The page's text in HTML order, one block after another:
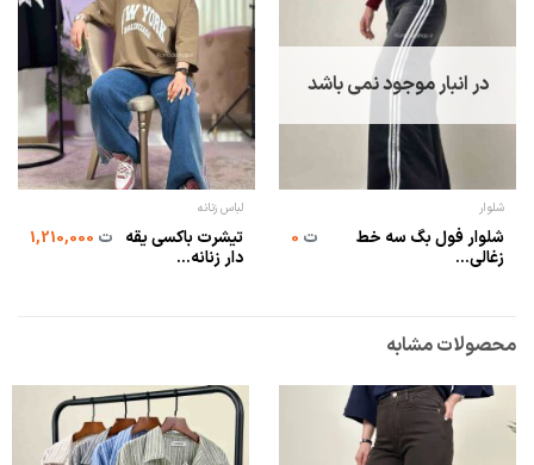
در انبار موجود نمی باشد
شلوار
شلوار فول بگ سه خط
زغالی...
ت0
لباس زنانه
تیشرت باکسی یقه
دار زنانه...
ت1,210,000
محصولات مشابه